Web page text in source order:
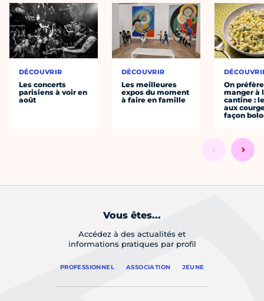
DÉCOUVRIR
Les concerts
parisiens à voir en
août
DÉCOUVRIR
Les meilleures
expos du moment
à faire en famille
On préfère
manger à
cantine :
aux
façon
Vous êtes...
Accédez à des actualités et
informations pratiques par profil
PROFESSIONNEL ASSOCIATION JEUNE